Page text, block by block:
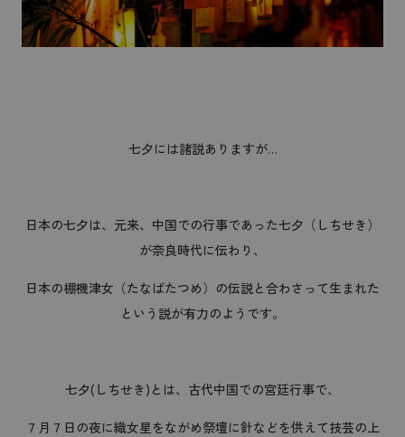
七夕には諸説ありますが…
日本の七夕は、元来、中国での行事であった七夕（しちせき）
が奈良時代に伝わり、
日本の棚機津女（たなばたつめ）の伝説と合わさって生まれた
という説が有力のようです。
七夕(しちせき)とは、古代中国での宮廷行事で、
７月７日の夜に織女星をながめ祭壇に針などを供えて技芸の上